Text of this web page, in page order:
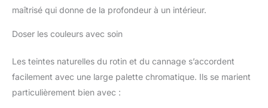
maîtrisé qui donne de la profondeur à un intérieur.
Doser les couleurs avec soin
Les teintes naturelles du rotin et du cannage s’accordent
facilement avec une large palette chromatique. Ils se marient
particulièrement bien avec :